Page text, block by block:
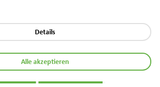
Kontakt Kundencenter
Details
Alle akzeptieren